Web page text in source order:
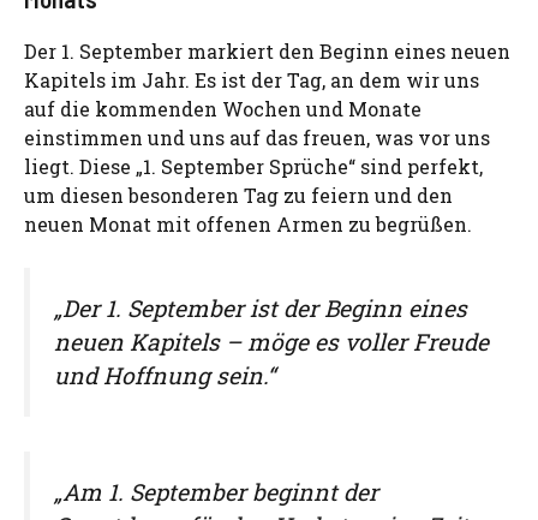
Der 1. September markiert den Beginn eines neuen
Kapitels im Jahr. Es ist der Tag, an dem wir uns
auf die kommenden Wochen und Monate
einstimmen und uns auf das freuen, was vor uns
liegt. Diese „1. September Sprüche“ sind perfekt,
um diesen besonderen Tag zu feiern und den
neuen Monat mit offenen Armen zu begrüßen.
„Der 1. September ist der Beginn eines
neuen Kapitels – möge es voller Freude
und Hoffnung sein.“
„Am 1. September beginnt der